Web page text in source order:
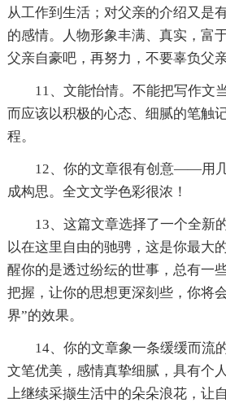
从工作到生活；对父亲的介绍又是
的感情。人物形象丰满、真实，富
父亲自豪吧，再努力，不要辜负父
11、文能怡情。不能把写作文
而应该以积极的心态、细腻的笔触
程。
12、你的文章很有创意——用
成构思。全文文学色彩很浓！
13、这篇文章选择了一个全新
以在这里自由的驰骋，这是你最大
醒你的是透过纷纭的世事，总有一
把握，让你的思想更深刻些，你将
界”的效果。
14、你的文章象一条缓缓而流
文笔优美，感情真挚细腻，具有个
上继续采撷生活中的朵朵浪花，让